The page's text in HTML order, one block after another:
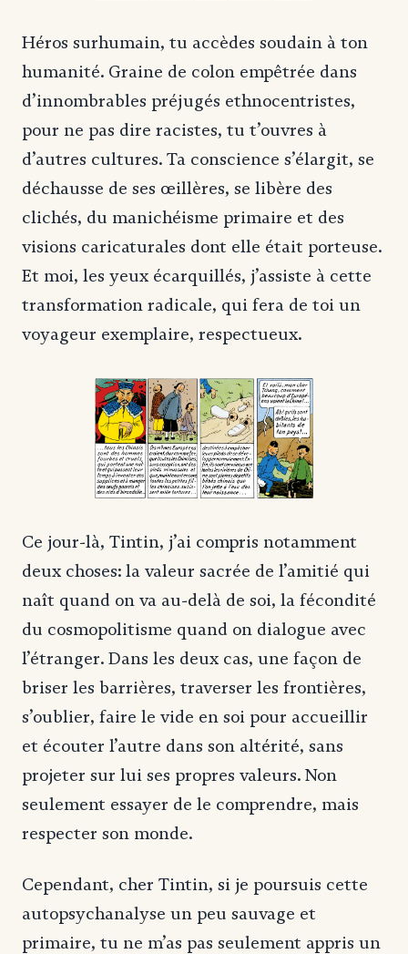
Héros surhumain, tu accèdes soudain à ton
humanité. Graine de colon empêtrée dans
d’innombrables préjugés ethnocentristes,
pour ne pas dire racistes, tu t’ouvres à
d’autres cultures. Ta conscience s’élargit, se
déchausse de ses œillères, se libère des
clichés, du manichéisme primaire et des
visions caricaturales dont elle était porteuse.
Et moi, les yeux écarquillés, j’assiste à cette
transformation radicale, qui fera de toi un
voyageur exemplaire, respectueux.
Ce jour-là, Tintin, j’ai compris notamment
deux choses: la valeur sacrée de l’amitié qui
naît quand on va au-delà de soi, la fécondité
du cosmopolitisme quand on dialogue avec
l’étranger. Dans les deux cas, une façon de
briser les barrières, traverser les frontières,
s’oublier, faire le vide en soi pour accueillir
et écouter l’autre dans son altérité, sans
projeter sur lui ses propres valeurs. Non
seulement essayer de le comprendre, mais
respecter son monde.
Cependant, cher Tintin, si je poursuis cette
autopsychanalyse un peu sauvage et
primaire, tu ne m’as pas seulement appris un